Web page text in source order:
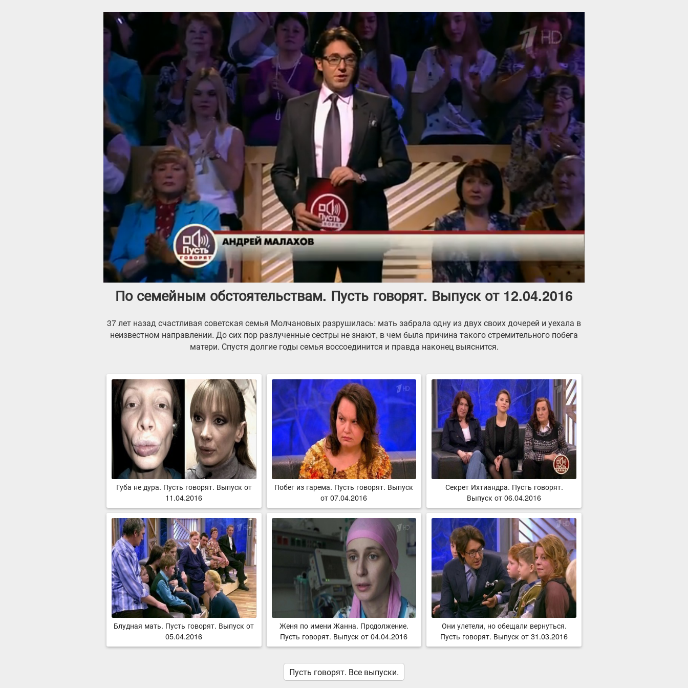
По семейным обстоятельствам. Пусть говорят. Выпуск от 12.04.2016
37 лет назад счастливая советская семья Молчановых разрушилась: мать забрала одну из двух своих дочерей и уехала в
неизвестном направлении. До сих пор разлученные сестры не знают, в чем была причина такого стремительного побега
матери. Спустя долгие годы семья воссоединится и правда наконец выяснится.
Губа не дура. Пусть говорят. Выпуск от
11.04.2016
Побег из гарема. Пусть говорят. Выпуск
от 07.04.2016
Секрет Ихтиандра. Пусть говорят.
Выпуск от 06.04.2016
Блудная мать. Пусть говорят. Выпуск от
05.04.2016
Женя по имени Жанна. Продолжение.
Пусть говорят. Выпуск от 04.04.2016
Они улетели, но обещали вернуться.
Пусть говорят. Выпуск от 31.03.2016
Пусть говорят. Все выпуски.